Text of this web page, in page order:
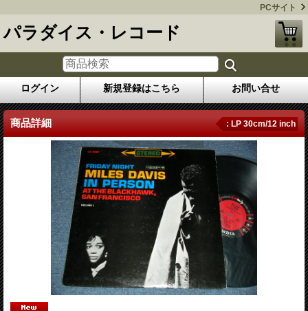
PCサイト
パラダイス・レコード
ログイン 新規登録はこちら お問い合せ
商品詳細 : LP 30cm/12 inch